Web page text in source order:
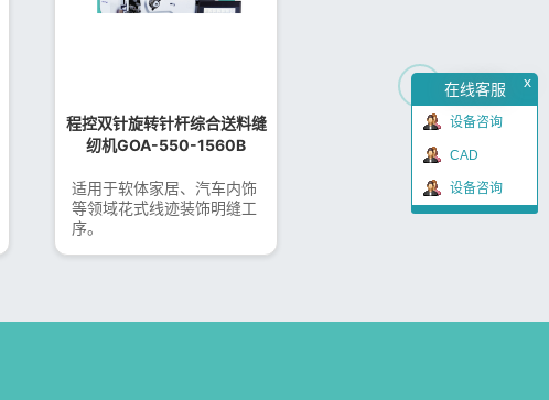
在线客服 x
设备咨询
CAD
设备咨询
程控双针旋转针杆综合送料缝
纫机GOA-550-1560B
适用于软体家居、汽车内饰
等领域花式线迹装饰明缝工
序。